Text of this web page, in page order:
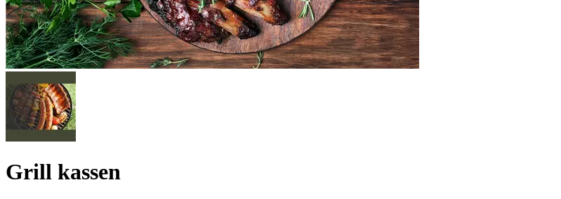
Grill kassen